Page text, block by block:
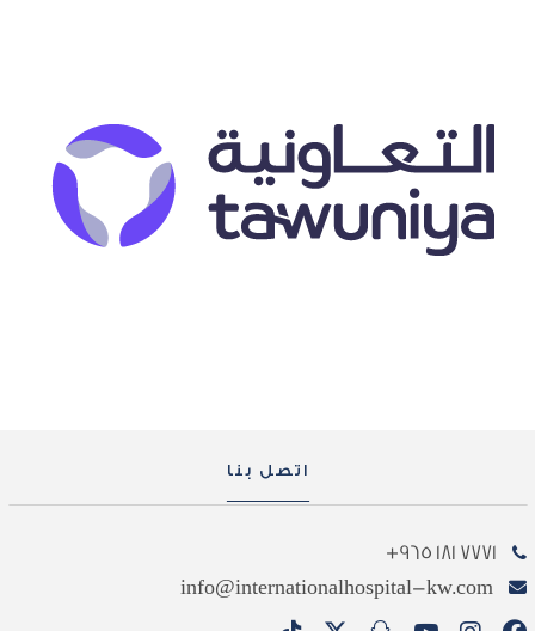
اتصل بنا
7771 181 965+
info@internationalhospital-kw.com